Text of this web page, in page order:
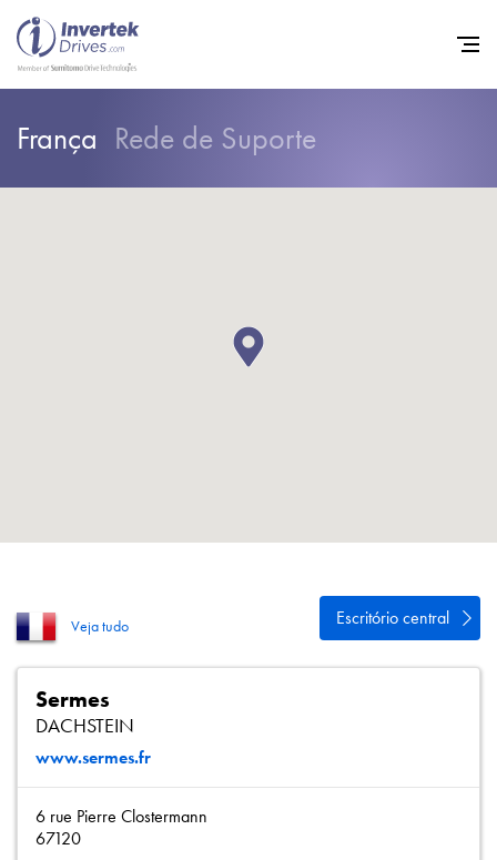
França Rede de Suporte
Veja tudo Escritório central
Sermes
DACHSTEIN
www.sermes.fr
6 rue Pierre Clostermann
67120
Início
Inversores de frequência
Mapa do site
iSource Logar